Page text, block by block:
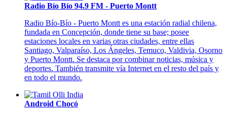
Radio Bío Bío 94.9 FM - Puerto Montt
Radio Bío-Bío - Puerto Montt es una estación radial chilena,
fundada en Concepción, donde tiene su base; posee
estaciones locales en varias otras ciudades, entre ellas
Santiago, Valparaíso, Los Ángeles, Temuco, Valdivia, Osorno
y Puerto Montt. Se destaca por combinar noticias, música y
deportes. También transmite vía Internet en el resto del país y
en todo el mundo.
Android Chocó